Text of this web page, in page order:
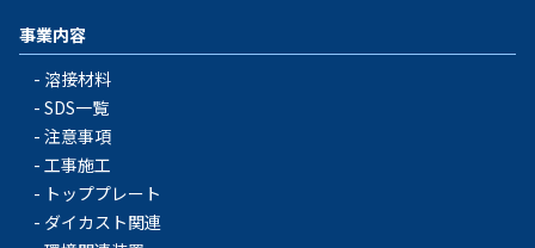
事業内容
溶接材料
SDS一覧
注意事項
工事施工
トッププレート
ダイカスト関連